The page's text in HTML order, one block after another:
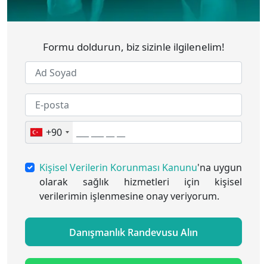
Formu doldurun, biz sizinle ilgilenelim!
+90
Kişisel Verilerin Korunması Kanunu'na uygun
olarak sağlık hizmetleri için kişisel
verilerimin işlenmesine onay veriyorum.
Danışmanlık Randevusu Alın